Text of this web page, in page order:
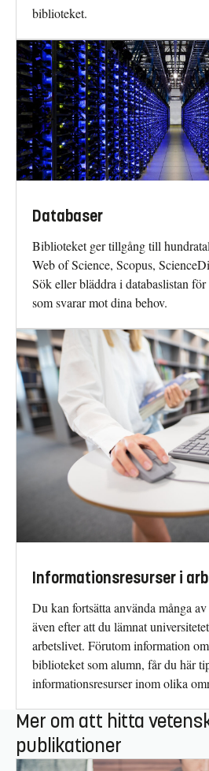
biblioteket.
Databaser
Biblioteket ger tillgång till
Web of Science, Scopus,
Sök eller bläddra i databaslistan för
som svarar mot dina behov.
Informationsresurser i
Du kan fortsätta använda många
även efter att du lämnat
arbetslivet. Förutom information
biblioteket som alumn, får du här
informationsresurser inom olika
Mer om att hitta
publikationer